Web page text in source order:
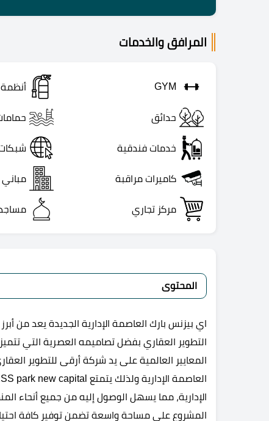
المرافق والخدمات
GYM
حدائق
خدمات فندقية شبكات
كاميرات مراقبة مباني
مركز تجاري
المحتوى
اي بيزنس بارك العاصمة الإدارية الجديدة يعد من
التطوير العقاري بفضل تصاميمه العصرية التي
المعايير العالمية على يد شركة أرقى للتطوير
الإدارية، مما يسهل الوصول إليه من جميع أنحاء
المشروع على مساحة واسعة تضمن توفير كافة